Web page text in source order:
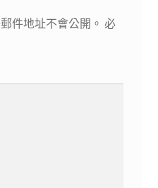
件地址不會公開。 必